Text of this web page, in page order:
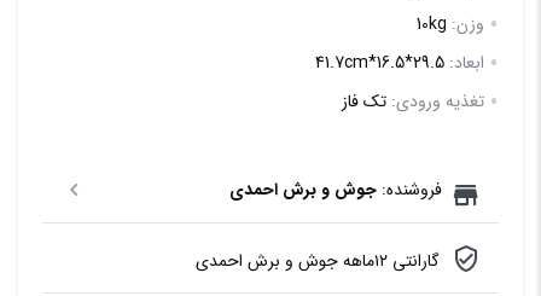
وزن: 10kg
ابعاد: 29.5*16.5*41.7cm
تغذیه ورودی: تک فاز
فروشنده: جوش و برش احمدی
گارانتی ۱۲ماهه جوش و برش احمدی